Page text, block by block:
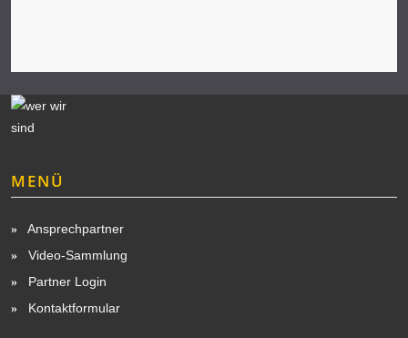
MENÜ
Ansprechpartner
Video-Sammlung
Partner Login
Kontaktformular